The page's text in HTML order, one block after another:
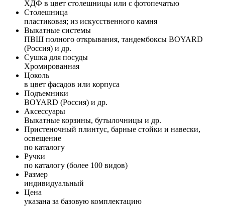
ХДФ в цвет столешницы или с фотопечатью
Столешница
пластиковая; из искусственного камня
Выкатные системы
ПВШ полного открывания, тандембоксы BOYARD
(Россия) и др.
Сушка для посуды
Хромированная
Цоколь
в цвет фасадов или корпуса
Подъемники
BOYARD (Россия) и др.
Аксессуары
Выкатные корзины, бутылочницы и др.
Пристеночный плинтус, барные стойки и навески,
освещение
по каталогу
Ручки
по каталогу (более 100 видов)
Размер
индивидуальный
Цена
указана за базовую комплектацию